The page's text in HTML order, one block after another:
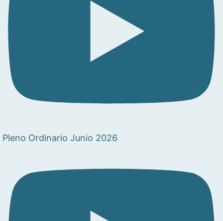
Pleno Ordinario Junio 2026